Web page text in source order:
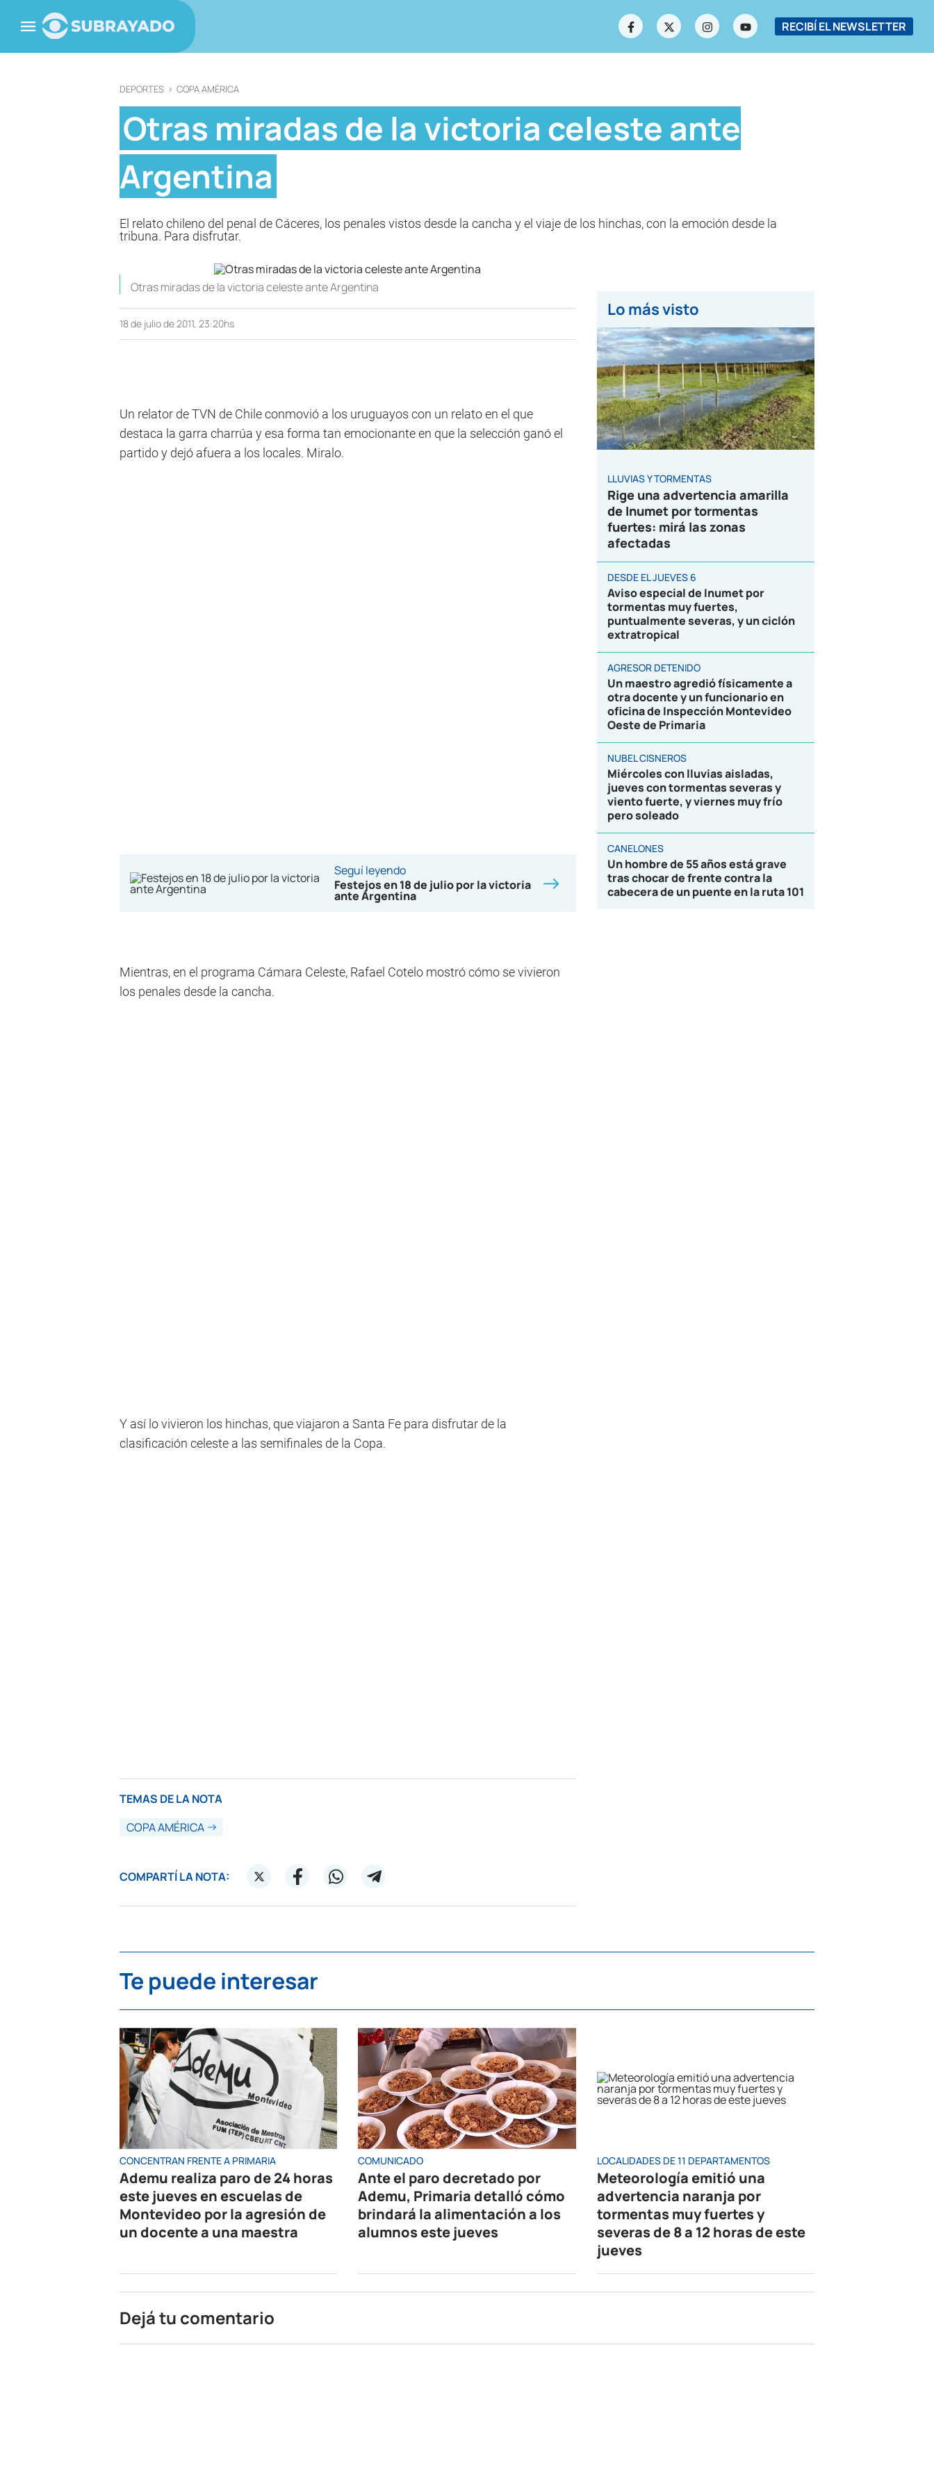
RECIBÍ EL NEWSLETTER
DEPORTES > COPA AMÉRICA
Otras miradas de la victoria celeste ante
Argentina
El relato chileno del penal de Cáceres, los penales vistos desde la cancha y el viaje de los hinchas, con la emoción desde la
tribuna. Para disfrutar.
Otras miradas de la victoria celeste ante Argentina
18 de julio de 2011, 23:20hs
Un relator de TVN de Chile conmovió a los uruguayos con un relato en el que
destaca la garra charrúa y esa forma tan emocionante en que la selección ganó el
partido y dejó afuera a los locales. Miralo.
Seguí leyendo
Festejos en 18 de julio por la victoria
ante Argentina
Mientras, en el programa Cámara Celeste, Rafael Cotelo mostró cómo se vivieron
los penales desde la cancha.
Y así lo vivieron los hinchas, que viajaron a Santa Fe para disfrutar de la
clasificación celeste a las semifinales de la Copa.
TEMAS DE LA NOTA
COPA AMÉRICA
COMPARTÍ LA NOTA:
Lo más visto
LLUVIAS Y TORMENTAS
Rige una advertencia amarilla
de Inumet por tormentas
fuertes: mirá las zonas
afectadas
DESDE EL JUEVES 6
Aviso especial de Inumet por
tormentas muy fuertes,
puntualmente severas, y un ciclón
extratropical
AGRESOR DETENIDO
Un maestro agredió físicamente a
otra docente y un funcionario en
oficina de Inspección Montevideo
Oeste de Primaria
NUBEL CISNEROS
Miércoles con lluvias aisladas,
jueves con tormentas severas y
viento fuerte, y viernes muy frío
pero soleado
CANELONES
Un hombre de 55 años está grave
tras chocar de frente contra la
cabecera de un puente en la ruta 101
Te puede interesar
CONCENTRAN FRENTE A PRIMARIA
Ademu realiza paro de 24 horas
este jueves en escuelas de
Montevideo por la agresión de
un docente a una maestra
COMUNICADO
Ante el paro decretado por
Ademu, Primaria detalló cómo
brindará la alimentación a los
alumnos este jueves
LOCALIDADES DE 11 DEPARTAMENTOS
Meteorología emitió una
advertencia naranja por
tormentas muy fuertes y
severas de 8 a 12 horas de este
jueves
Dejá tu comentario